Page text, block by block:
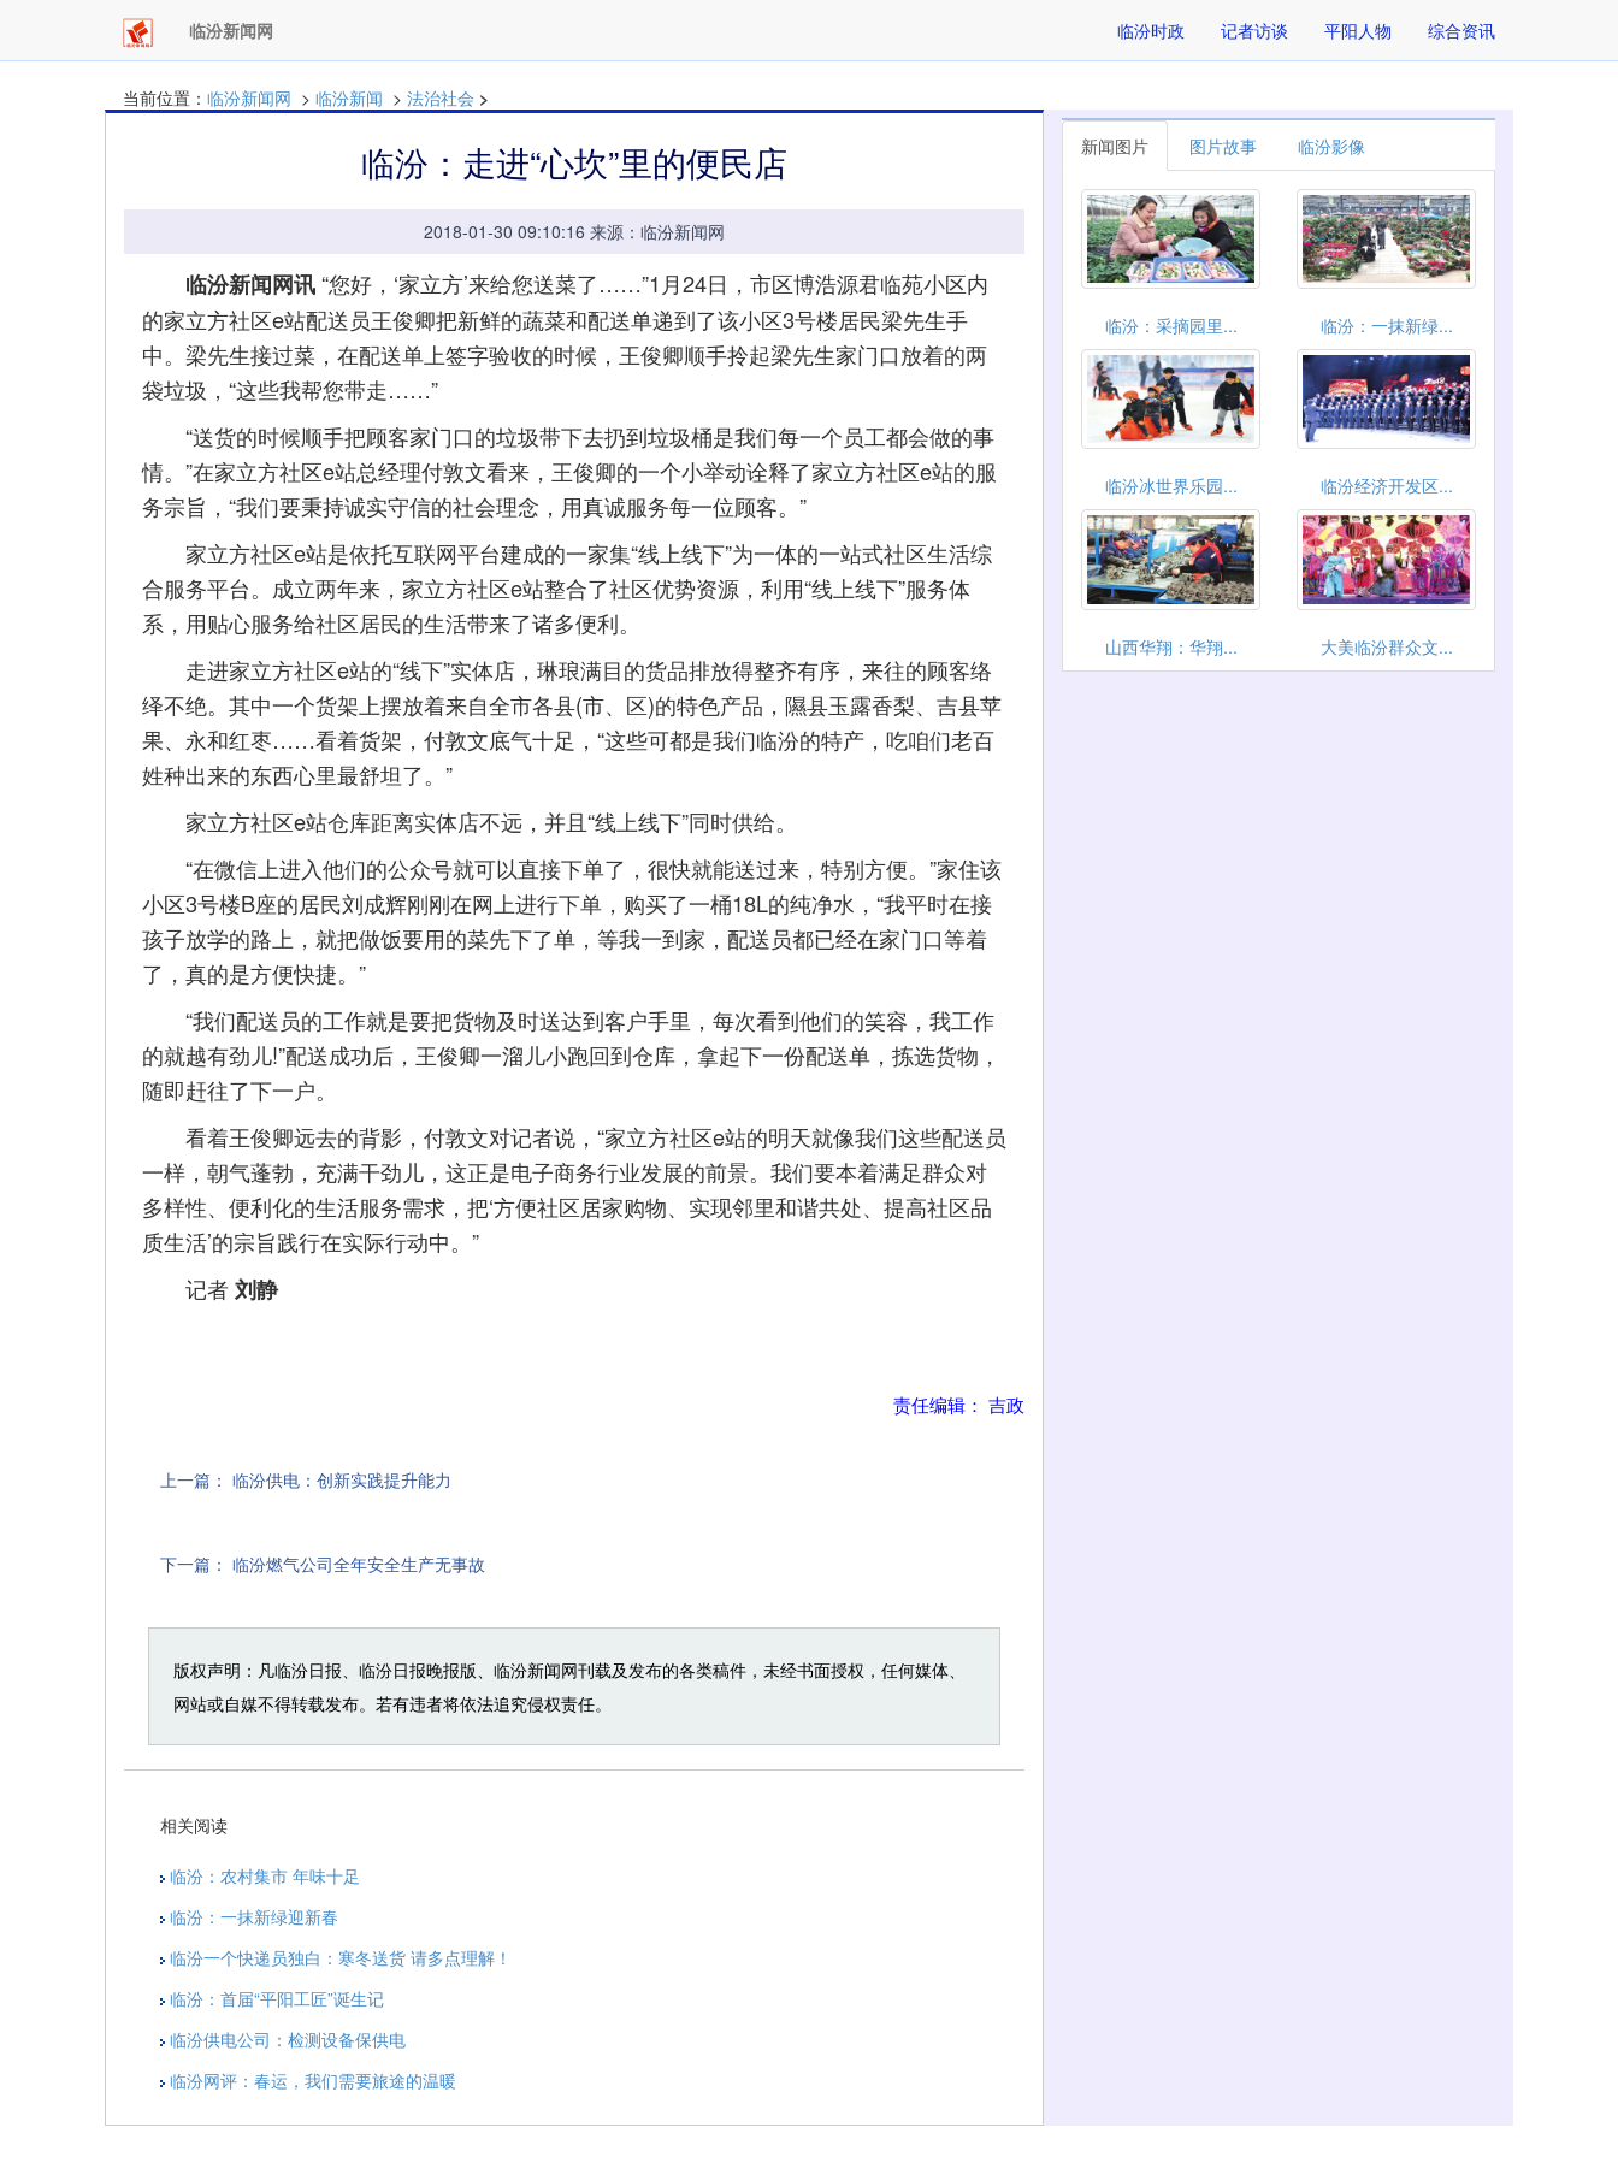
临汾新闻网 临汾时政 记者访谈 平阳人物 综合资讯
当前位置： 临汾新闻网 > 临汾新闻 > 法治社会 >
临汾：走进“心坎”里的便民店
2018-01-30 09:10:16 来源：临汾新闻网
临汾新闻网讯“您好，‘家立方’来给您送菜了……”1月24日，市区博浩源君临苑小区内
的家立方社区e站配送员王俊卿把新鲜的蔬菜和配送单递到了该小区3号楼居民梁先生手
中。梁先生接过菜，在配送单上签字验收的时候，王俊卿顺手拎起梁先生家门口放着的两
袋垃圾，“这些我帮您带走……”
“送货的时候顺手把顾客家门口的垃圾带下去扔到垃圾桶是我们每一个员工都会做的事
情。”在家立方社区e站总经理付敦文看来，王俊卿的一个小举动诠释了家立方社区e站的服
务宗旨，“我们要秉持诚实守信的社会理念，用真诚服务每一位顾客。”
家立方社区e站是依托互联网平台建成的一家集“线上线下”为一体的一站式社区生活综
合服务平台。成立两年来，家立方社区e站整合了社区优势资源，利用“线上线下”服务体
系，用贴心服务给社区居民的生活带来了诸多便利。
走进家立方社区e站的“线下”实体店，琳琅满目的货品排放得整齐有序，来往的顾客络
绎不绝。其中一个货架上摆放着来自全市各县(市、区)的特色产品，隰县玉露香梨、吉县苹
果、永和红枣……看着货架，付敦文底气十足，“这些可都是我们临汾的特产，吃咱们老百
姓种出来的东西心里最舒坦了。”
家立方社区e站仓库距离实体店不远，并且“线上线下”同时供给。
“在微信上进入他们的公众号就可以直接下单了，很快就能送过来，特别方便。”家住该
小区3号楼B座的居民刘成辉刚刚在网上进行下单，购买了一桶18L的纯净水，“我平时在接
孩子放学的路上，就把做饭要用的菜先下了单，等我一到家，配送员都已经在家门口等着
了，真的是方便快捷。”
“我们配送员的工作就是要把货物及时送达到客户手里，每次看到他们的笑容，我工作
的就越有劲儿!”配送成功后，王俊卿一溜儿小跑回到仓库，拿起下一份配送单，拣选货物，
随即赶往了下一户。
看着王俊卿远去的背影，付敦文对记者说，“家立方社区e站的明天就像我们这些配送员
一样，朝气蓬勃，充满干劲儿，这正是电子商务行业发展的前景。我们要本着满足群众对
多样性、便利化的生活服务需求，把‘方便社区居家购物、实现邻里和谐共处、提高社区品
质生活’的宗旨践行在实际行动中。”
记者刘静
责任编辑： 吉政
上一篇： 临汾供电：创新实践提升能力
下一篇： 临汾燃气公司全年安全生产无事故
版权声明：凡临汾日报、临汾日报晚报版、临汾新闻网刊载及发布的各类稿件，未经书面授权，任何媒体、
网站或自媒不得转载发布。若有违者将依法追究侵权责任。
相关阅读
临汾：农村集市 年味十足
临汾：一抹新绿迎新春
临汾一个快递员独白：寒冬送货 请多点理解！
临汾：首届“平阳工匠”诞生记
临汾供电公司：检测设备保供电
临汾网评：春运，我们需要旅途的温暖
新闻图片 图片故事 临汾影像
临汾：采摘园里... 临汾：一抹新绿...
临汾冰世界乐园... 临汾经济开发区...
山西华翔：华翔... 大美临汾群众文...